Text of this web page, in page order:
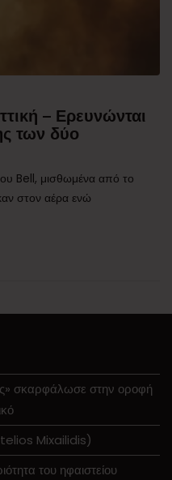
– Ερευνώνται
των δύο
Bell, μισθωμένα από το
στον αέρα ενώ
σκαρφάλωσε στην οροφή
Mixailidis)
του ηφαιστείου